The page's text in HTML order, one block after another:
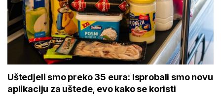
Uštedjeli smo preko 35 eura: Isprobali smo novu
aplikaciju za uštede, evo kako se koristi